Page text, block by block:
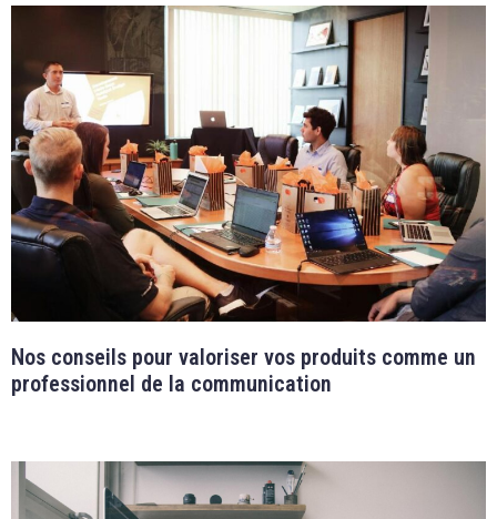
Nos conseils pour valoriser vos produits comme un
professionnel de la communication